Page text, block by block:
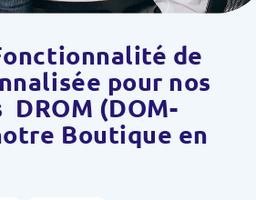
de
pour nos
(DOM-
Boutique en